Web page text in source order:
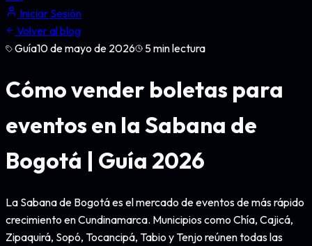
Iniciar Sesión
Volver al blog
Guía10 de mayo de 2026 5min lectura
Cómo vender boletas para
eventos en la Sabana de
Bogotá | Guía 2026
La Sabana de Bogotá es el mercado de eventos de más rápido
crecimiento en Cundinamarca. Municipios como Chía, Cajicá,
Zipaquirá, Sopó, Tocancipá, Tabio y Tenjo reúnen todas las